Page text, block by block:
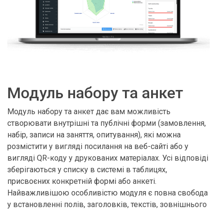
Модуль набору та анкет
Модуль набору та анкет дає вам можливість
створювати внутрішні та публічні форми (замовлення,
набір, записи на заняття, опитування), які можна
розмістити у вигляді посилання на веб-сайті або у
вигляді QR-коду у друкованих матеріалах. Усі відповіді
зберігаються у списку в системі в таблицях,
присвоєних конкретній формі або анкеті.
Найважливішою особливістю модуля є повна свобода
у встановленні полів, заголовків, текстів, зовнішнього